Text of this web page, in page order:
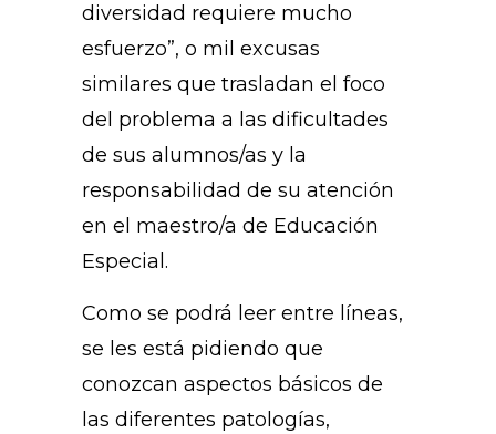
diversidad requiere mucho
esfuerzo”, o mil excusas
similares que trasladan el foco
del problema a las dificultades
de sus alumnos/as y la
responsabilidad de su atención
en el maestro/a de Educación
Especial.
Como se podrá leer entre líneas,
se les está pidiendo que
conozcan aspectos básicos de
las diferentes patologías,